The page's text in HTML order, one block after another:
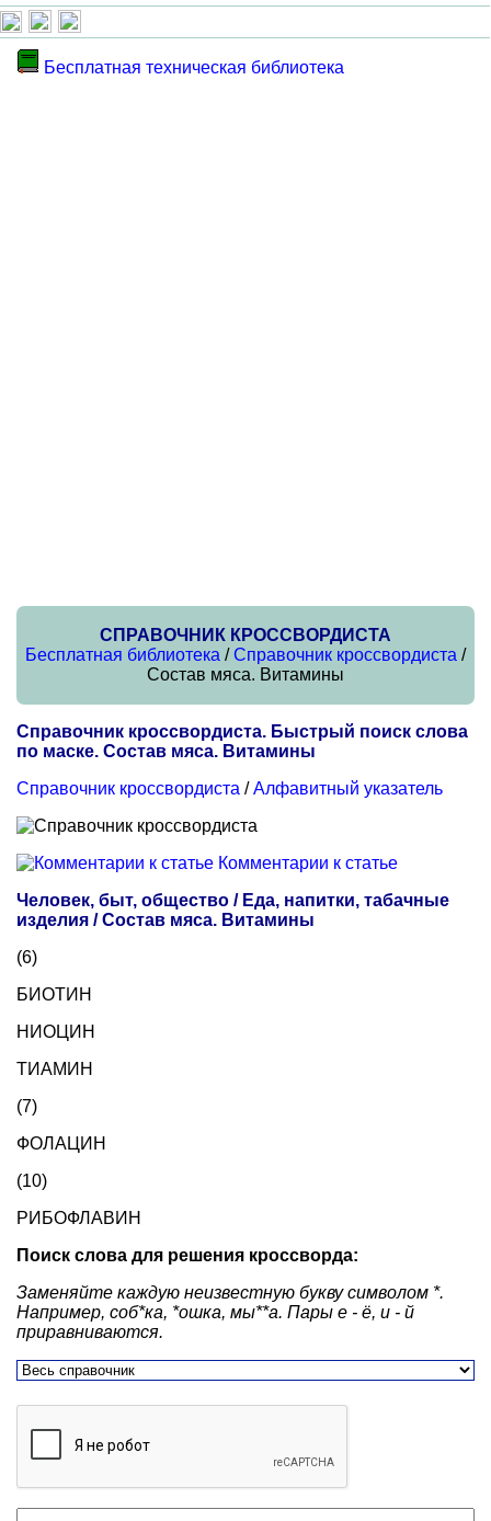
Бесплатная техническая библиотека
СПРАВОЧНИК КРОССВОРДИСТА
Бесплатная библиотека /Справочник кроссвордиста /
Состав мяса. Витамины
Справочник кроссвордиста. Быстрый поиск слова
по маске. Состав мяса. Витамины
Справочник кроссвордиста /Алфавитный указатель
Комментарии к статье
Человек, быт, общество / Еда, напитки, табачные
изделия / Состав мяса. Витамины
(6)
БИОТИН
НИОЦИН
ТИАМИН
(7)
ФОЛАЦИН
(10)
РИБОФЛАВИН
Поиск слова для решения кроссворда:
Заменяйте каждую неизвестную букву символом *.
Например, соб*ка, *ошка, мы**а. Пары е - ё, и - й
приравниваются.